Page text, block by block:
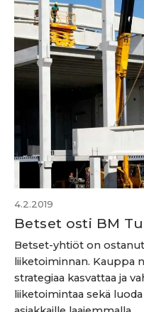
4.2.2019
Betset osti BM
Betset-yhtiöt on
liiketoiminnan. Kauppa
strategiaa kasvattaa ja
liiketoimintaa sekä